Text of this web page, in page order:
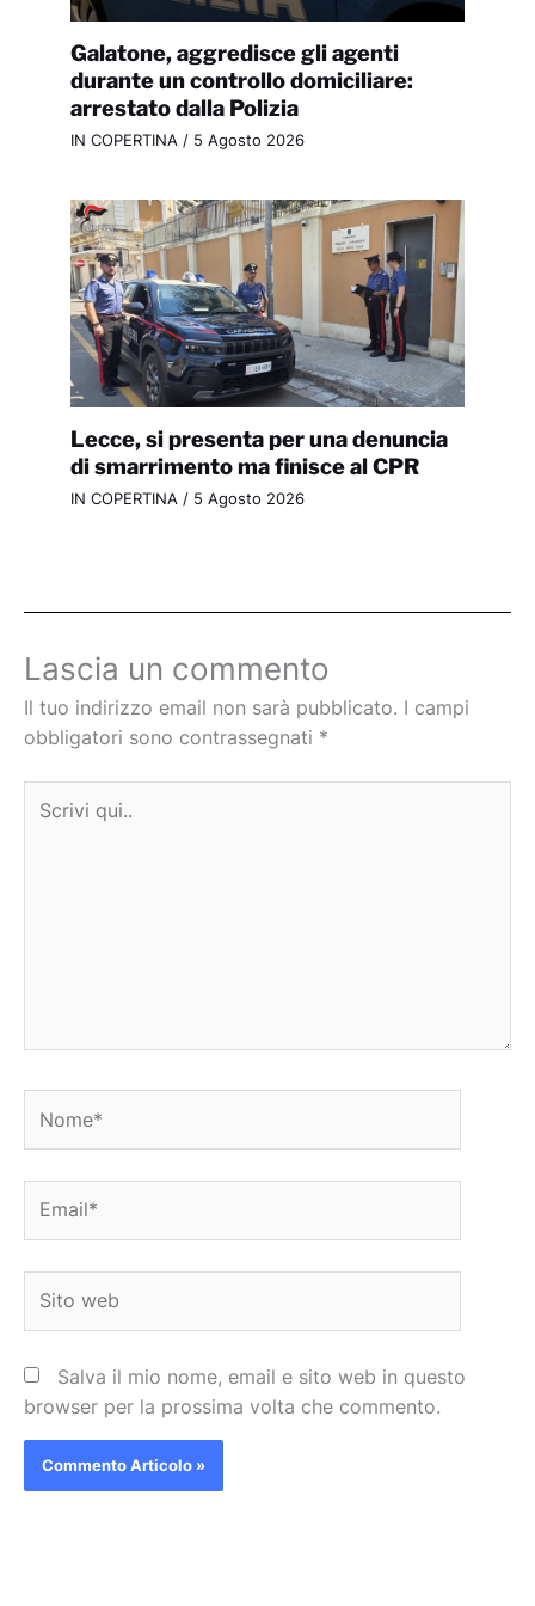
Galatone, aggredisce gli agenti
durante un controllo domiciliare:
arrestato dalla Polizia
IN COPERTINA / 5 Agosto 2026
Lecce, si presenta per una denuncia
di smarrimento ma finisce al CPR
IN COPERTINA / 5 Agosto 2026
Lascia un commento
Il tuo indirizzo email non sarà pubblicato. I campi
obbligatori sono contrassegnati *
qui..
web
Salva il mio nome, email e sito web in questo
browser per la prossima volta che commento.